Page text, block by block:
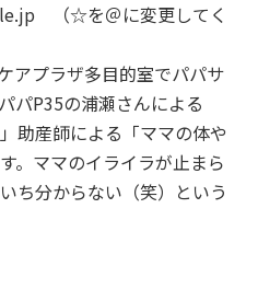
（☆を＠に変更してく
アプラザ多目的室でパパサ
パP35の浦瀬さんによる
助産師による「ママの体や
。ママのイライラが止まら
ち分からない（笑）という